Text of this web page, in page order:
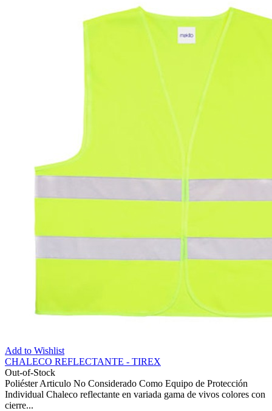
Add to Wishlist
CHALECO REFLECTANTE - TIREX
Out-of-Stock
Poliéster Articulo No Considerado Como Equipo de Protección
Individual Chaleco reflectante en variada gama de vivos colores con
cierre...